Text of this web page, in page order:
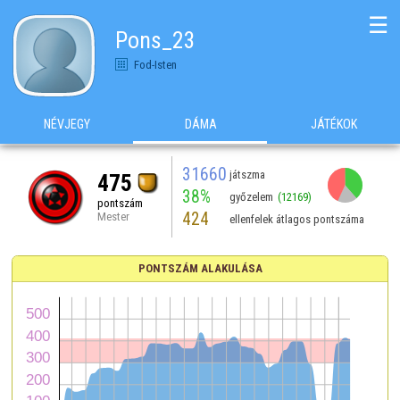
Pons_23
Fod-Isten
☰
NÉVJEGY DÁMA JÁTÉKOK
475
pontszám
Mester
31660 játszma
38% győzelem (12169)
424 ellenfelek átlagos pontszáma
PONTSZÁM ALAKULÁSA